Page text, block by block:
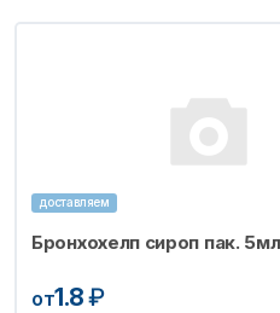
доставляем
Бронхохелп сироп пак.
от1.8₽